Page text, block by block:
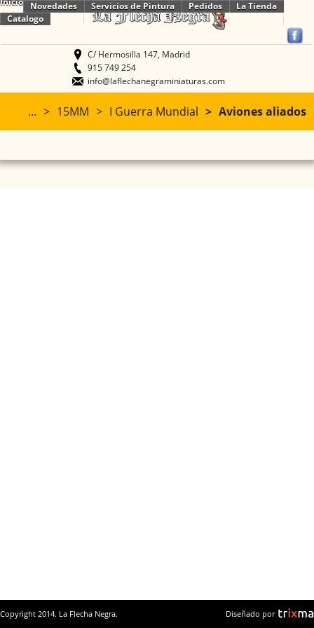
Novedades Servicios de Pintura Pedidos
La Tienda
Catalogo
C/ Hermosilla 147, Madrid
915 749 254
info@laflechanegraminiaturas.com
... 15MM I Guerra Mundial Aviones aliados
Copyright 2014. La Flecha Negra. Diseñado por